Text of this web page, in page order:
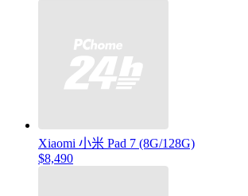
Xiaomi 小米 Pad 7 (8G/128G)
$8,490